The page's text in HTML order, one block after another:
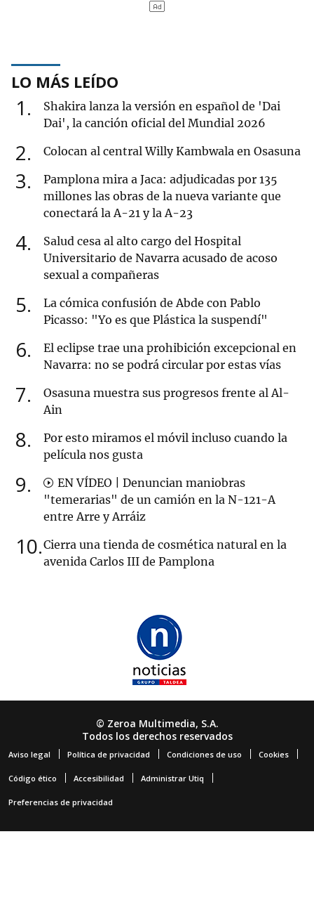
LO MÁS LEÍDO
1
Shakira lanza la versión en español de 'Dai
Dai', la canción oficial del Mundial 2026
2 Colocan al central Willy Kambwala en Osasuna
3
Pamplona mira a Jaca: adjudicadas por 135
millones las obras de la nueva variante que
conectará la A-21 y la A-23
4
Salud cesa al alto cargo del Hospital
Universitario de Navarra acusado de acoso
sexual a compañeras
5
La cómica confusión de Abde con Pablo
Picasso: "Yo es que Plástica la suspendí"
6
El eclipse trae una prohibición excepcional en
Navarra: no se podrá circular por estas vías
7
Osasuna muestra sus progresos frente al Al-
Ain
8
Por esto miramos el móvil incluso cuando la
película nos gusta
9
EN VÍDEO | Denuncian maniobras
"temerarias" de un camión en la N-121-A
entre Arre y Arráiz
10 Cierra una tienda de cosmética natural en la
avenida Carlos III de Pamplona
© Zeroa Multimedia, S.A.
Todos los derechos reservados
Aviso legal Política de privacidad Condiciones de uso Cookies
Código ético Accesibilidad Administrar Utiq
Preferencias de privacidad